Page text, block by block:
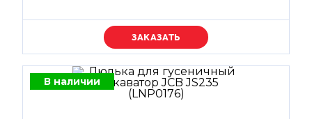
Уточняйте цену
В наличии